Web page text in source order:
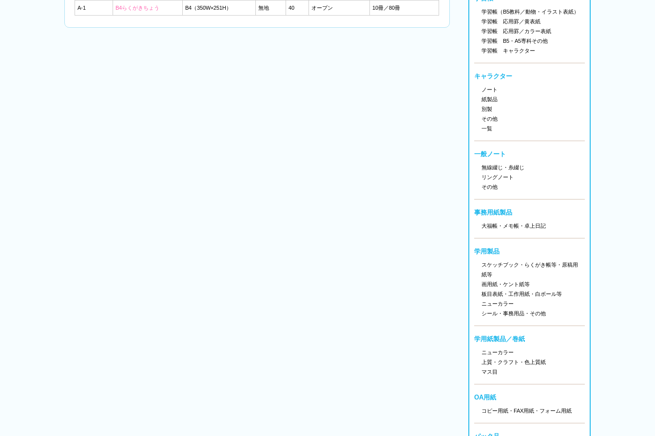
A-1 B4らくがきちょう B4（350W×251H） 無地 40 オープン 10冊／80冊
学習帳（B5教科／動物・イラスト表紙）
学習帳 応用罫／黄表紙
学習帳 応用罫／カラー表紙
学習帳 B5・A5専科その他
学習帳 キャラクター
キャラクター
ノート
紙製品
別製
その他
一覧
一般ノート
無線綴じ・糸綴じ
リングノート
その他
事務用紙製品
大福帳・メモ帳・卓上日記
学用製品
スケッチブック・らくがき帳等・原稿用
紙等
画用紙・ケント紙等
板目表紙・工作用紙・白ボール等
ニューカラー
シール ・事務用品 ・その他
学用紙製品／巻紙
ニューカラー
上質・クラフト・色上質紙
マス目
OA用紙
コピー用紙・FAX用紙・フォーム用紙